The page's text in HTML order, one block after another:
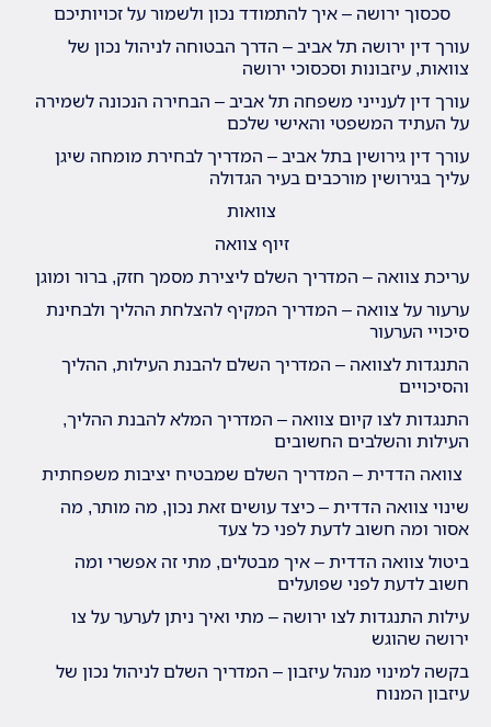
סכסוך ירושה – איך להתמודד נכון ולשמור על זכויותיכם
עורך דין ירושה תל אביב – הדרך הבטוחה לניהול נכון של
צוואות, עיזבונות וסכסוכי ירושה
עורך דין לענייני משפחה תל אביב – הבחירה הנכונה לשמירה
על העתיד המשפטי והאישי שלכם
עורך דין גירושין בתל אביב – המדריך לבחירת מומחה שיגן
עליך בגירושין מורכבים בעיר הגדולה
צוואות
זיוף צוואה
עריכת צוואה – המדריך השלם ליצירת מסמך חזק, ברור ומוגן
ערעור על צוואה – המדריך המקיף להצלחת ההליך ולבחינת
סיכויי הערעור
התנגדות לצוואה – המדריך השלם להבנת העילות, ההליך
והסיכויים
התנגדות לצו קיום צוואה – המדריך המלא להבנת ההליך,
העילות והשלבים החשובים
צוואה הדדית – המדריך השלם שמבטיח יציבות משפחתית
שינוי צוואה הדדית – כיצד עושים זאת נכון, מה מותר, מה
אסור ומה חשוב לדעת לפני כל צעד
ביטול צוואה הדדית – איך מבטלים, מתי זה אפשרי ומה
חשוב לדעת לפני שפועלים
עילות התנגדות לצו ירושה – מתי ואיך ניתן לערער על צו
ירושה שהוגש
בקשה למינוי מנהל עיזבון – המדריך השלם לניהול נכון של
עיזבון המנוח